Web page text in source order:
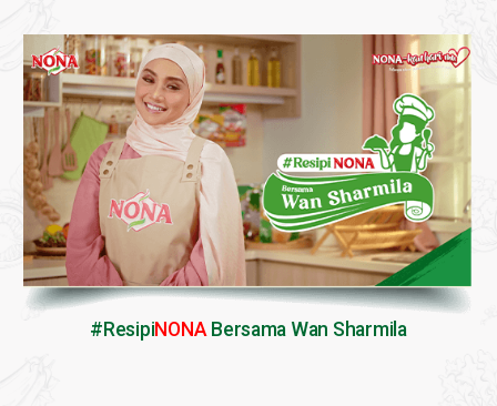
#ResipiNONA Bersama Wan Sharmila